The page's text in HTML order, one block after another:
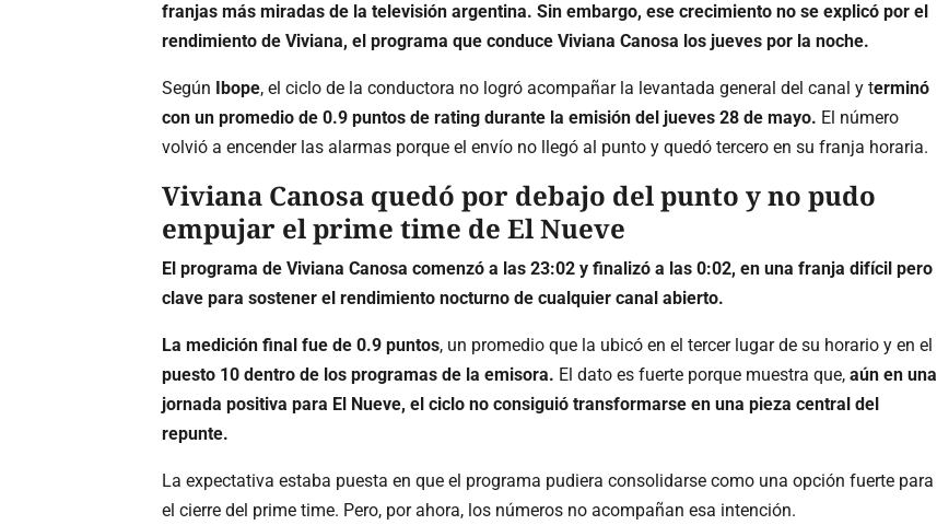
franjas más miradas de la televisión argentina. Sin embargo, ese crecimiento no se explicó por el
rendimiento de Viviana, el programa que conduce Viviana Canosa los jueves por la noche.
Según Ibope, el ciclo de la conductora no logró acompañar la levantada general del canal y terminó
con un promedio de 0.9 puntos de rating durante la emisión del jueves 28 de mayo. El número
volvió a encender las alarmas porque el envío no llegó al punto y quedó tercero en su franja horaria.
Viviana Canosa quedó por debajo del punto y no pudo
empujar el prime time de El Nueve
El programa de Viviana Canosa comenzó a las 23:02 y finalizó a las 0:02, en una franja difícil pero
clave para sostener el rendimiento nocturno de cualquier canal abierto.
La medición final fue de 0.9 puntos, un promedio que la ubicó en el tercer lugar de su horario y en el
puesto 10 dentro de los programas de la emisora. El dato es fuerte porque muestra que, aún en una
jornada positiva para El Nueve, el ciclo no consiguió transformarse en una pieza central del
repunte.
La expectativa estaba puesta en que el programa pudiera consolidarse como una opción fuerte para
el cierre del prime time. Pero, por ahora, los números no acompañan esa intención.